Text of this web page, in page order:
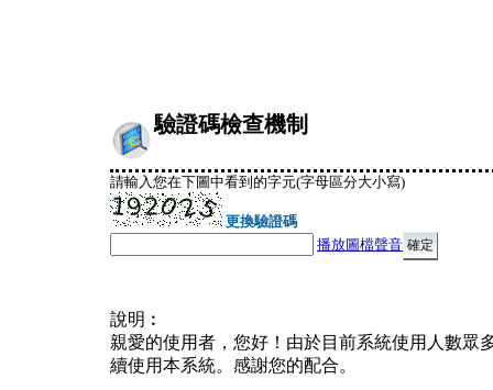
驗證碼檢查機制
請輸入您在下圖中看到的字元(字母區分大小寫)
更換驗證碼
播放圖檔聲音
說明︰
親愛的使用者，您好！由於目前系統使用人數眾
續使用本系統。感謝您的配合。